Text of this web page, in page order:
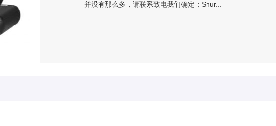
并没有那么多，请联系致电我们确定；Shur...